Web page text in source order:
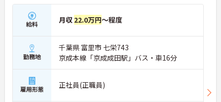
給料 月収 22.0万円～程度
勤務地
千葉県 富里市 七栄743
京成本線「京成成田駅」バス・車16分
雇用形態 正社員(正職員)